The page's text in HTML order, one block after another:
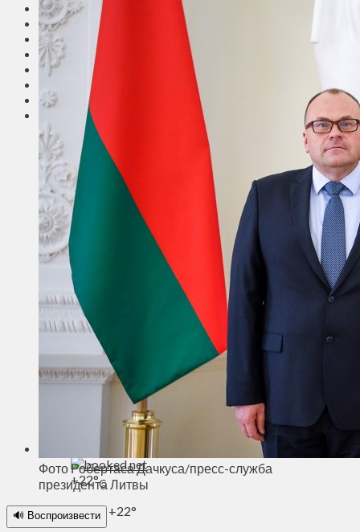
Соседи
Транспорт
Выбор читателей
Калейдоскоп
Армия
Сейм Литвы
Культура
Фоторепортаж
Туризм
ЛК рекомендует
Сеньорам
Образование
Здравоохранение
Экология
Происшествия
Деньги
Визиты
Выборы
Агроновости
Едим дома
Ищу семью
Духовное пространство
Спорт
Технологии
Энергетика
+22°C
Макс.:+22°
Фото Робертаса Дачкуса/пресс-служба
президента Литвы
🔊 Воспроизвести